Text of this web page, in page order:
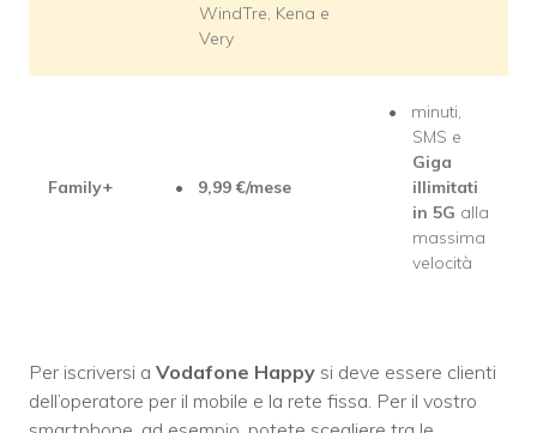
WindTre, Kena e
Very
Family+ 9,99€/mese
minuti,
SMS e
Giga
illimitati
in 5G alla
massima
velocità
Per iscriversi a Vodafone Happy si deve essere clienti
dell’operatore per il mobile e la rete fissa. Per il vostro